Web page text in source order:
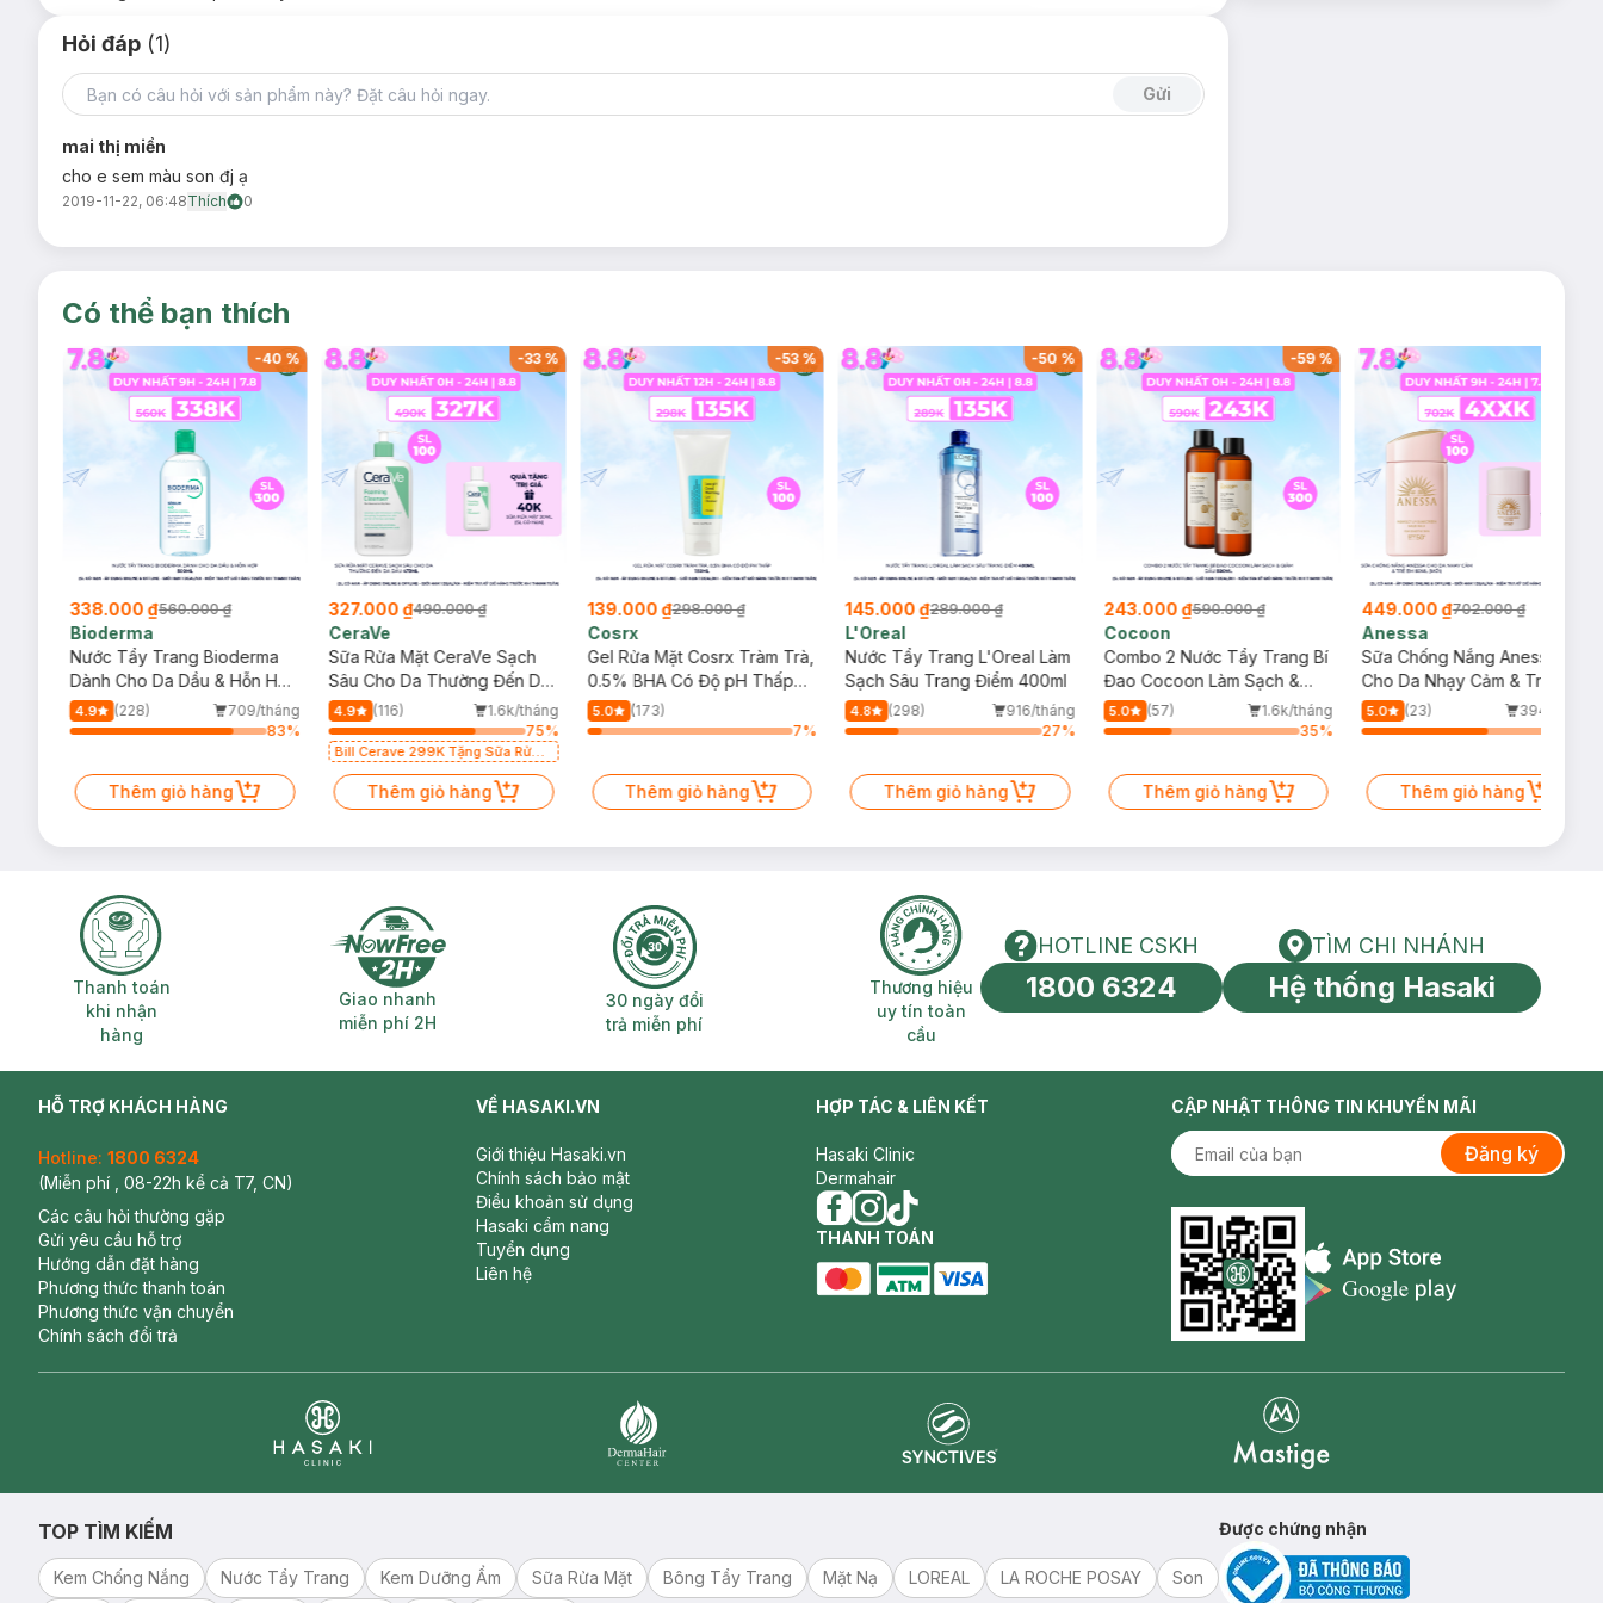
Bảng màu:
Octyldodecanol, Diisostearyl Malate, Oleyl Alcohol, Polyglyceryl-2 Triisostearate, C12-14 Hydroxyalkyl Hydroxydimerdilinoleyl Ether, Polybutene,
Ceresin, Calcium Aluminum Borosilicate, Polyethylene, Dipentaerythrityl Hexahydroxystearate/Hexastearate/Hexarosinate, Oleic/Linoleic/Linolenic
Polyglycerides, Hydrogenated Polyisobutene, Titanium Dioxide, Red 6 (Ci 15850), Red 28 Lake (Ci 45410), Copernicia Cerifera (Carnauba) Wax,
Sucrose Tetraisostearate, Ozokerite, Silica Dimethyl Silylate, Butyparaben, Hydrogenated Microcrystalline Wax, Jojoba Ester, Dimethicone,
Stearalkonium Hectorite, Fragrance, Yellow 6 Lake (Ci 15985), Bht, Propylene Carbonate, Propylparaben, Methylparaben, Ethylhexyl
Methoxycinnamate.
Công dụng
- Dưỡng ẩm cho môi.
Hỏi đáp (1)
Gửi
mai thị miền
cho e sem màu son đj ạ
2019-11-22, 06:48Thích 0
Có thể bạn thích
-40 %
338.000 ₫560.000 ₫
Bioderma
Nước Tẩy Trang Bioderma
Dành Cho Da Dầu & Hỗn Hợp
500ml
4.9 (228)
709/tháng
83%
Thêm giỏ hàng
-33%
327.000 ₫490.000 ₫
CeraVe
Sữa Rửa Mặt CeraVe Sạch
Sâu Cho Da Thường Đến Da
Dầu 473ml
4.9 (116)
1.6k/tháng
75%
Bill Cerave 299K Tặng Sữa Rửa
Thêm giỏ hàng
-53%
139.000 ₫298.000 ₫
Cosrx
Gel Rửa Mặt Cosrx Tràm Trà,
0.5% BHA Có Độ pH Thấp
150ml
5.0
(173)
7%
Thêm giỏ hàng
-50 %
145.000 ₫289.000 ₫
L'Oreal
Nước Tẩy Trang L'Oreal Làm
Sạch Sâu Trang Điểm 400ml
4.8 (298)
916/tháng
27%
Thêm giỏ hàng
-59%
243.000 ₫590.000 ₫
Cocoon
Combo 2 Nước Tẩy Trang Bí
Đao Cocoon Làm Sạch &
Giảm Dầu 500ml
5.0 (57)
1.6k/tháng
35%
Thêm giỏ hàng
449.000 ₫702.000 ₫
Anessa
Sữa Chống Nắng Anessa
Cho Da Nhạy Cảm & Trẻ Em
60ml (Mới)
5.0 (23)
394/tháng
Thêm giỏ hàng
Thanh toán khi nhận hàng
Thanh toán
khi nhận
hàng
Giao nhanh miễn phí 2H
Giao nhanh
miễn phí 2H
30 ngày đổi trả miễn phí
30 ngày đổi
trả miễn phí
Thương hiệu uy tín toàn cầu
Thương hiệu
uy tín toàn
cầu
HOTLINE CSKH
HOTLINE CSKH
1800 6324
Tìm chi nhánh
TÌM CHI NHÁNH
Hệ thống Hasaki
HỖ TRỢ KHÁCH HÀNG
Hotline: 1800 6324
(Miễn phí , 08-22h kể cả T7, CN)
Các câu hỏi thường gặp
Gửi yêu cầu hỗ trợ
Hướng dẫn đặt hàng
Phương thức thanh toán
Phương thức vận chuyển
Chính sách đổi trả
VỀ HASAKI.VN
Giới thiệu Hasaki.vn
Chính sách bảo mật
Điều khoản sử dụng
Hasaki cẩm nang
Tuyển dụng
Liên hệ
HỢP TÁC & LIÊN KẾT
Hasaki Clinic
Dermahair
facebook
instagram
tiktok
THANH TOÁN
CẬP NHẬT THÔNG TIN KHUYẾN MÃI
Đăng ký
Appstore icon
TOP TÌM KIẾM
Kem Chống Nắng Nước Tẩy Trang Kem Dưỡng Ẩm Sữa Rửa Mặt Bông Tẩy Trang Mặt Nạ LOREAL LA ROCHE POSAY Son
Được chứng nhận